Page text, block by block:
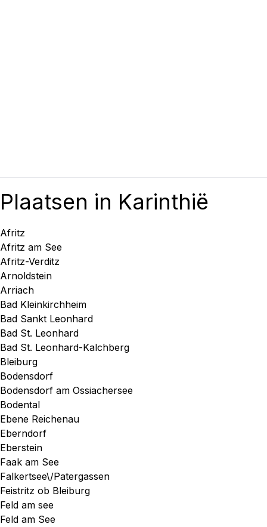
Plaatsen in Karinthië
Afritz
Afritz am See
Afritz-Verditz
Arnoldstein
Arriach
Bad Kleinkirchheim
Bad Sankt Leonhard
Bad St. Leonhard
Bad St. Leonhard-Kalchberg
Bleiburg
Bodensdorf
Bodensdorf am Ossiachersee
Bodental
Ebene Reichenau
Eberndorf
Eberstein
Faak am See
Falkertsee\/Patergassen
Feistritz ob Bleiburg
Feld am see
Feld am See